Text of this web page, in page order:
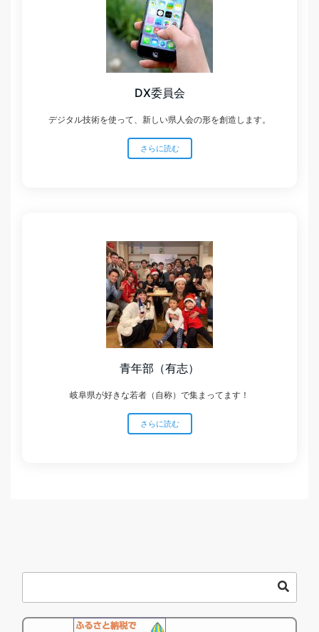
DX委員会
デジタル技術を使って、新しい県人会の形を創造します。
さらに読む
青年部（有志）
岐阜県が好きな若者（自称）で集まってます！
さらに読む